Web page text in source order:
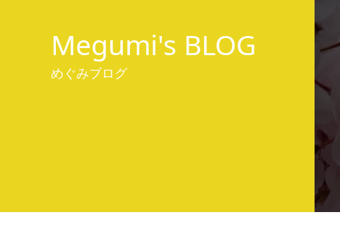
Megumi's BLOG
めぐみブログ